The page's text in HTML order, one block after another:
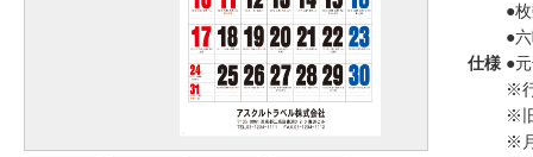
仕様
●
●
●
※
※
※